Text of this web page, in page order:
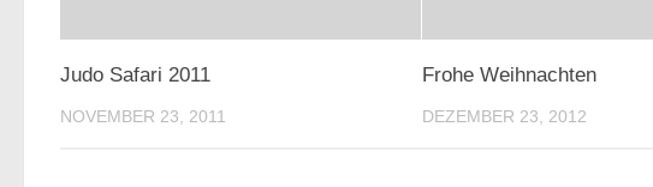
Judo Safari 2011
NOVEMBER 23, 2011
Frohe Weihnachten
DEZEMBER 23, 2012